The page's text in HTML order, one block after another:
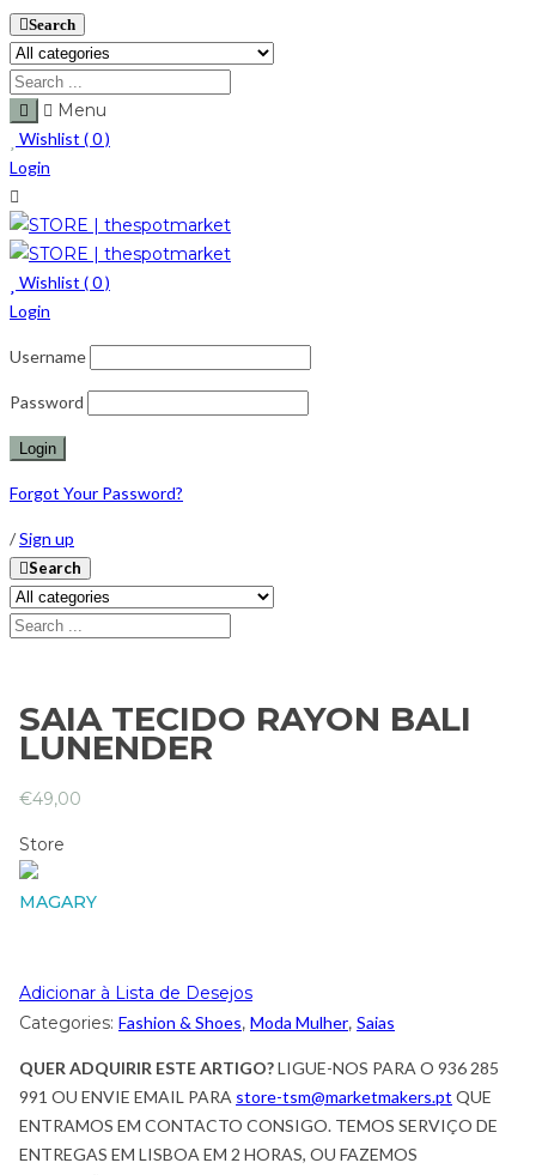
Search
Menu
Wishlist (0)
Login
Wishlist (0)
Login
Username
Password
Forgot Your Password?
/Sign up
Search
SAIA TECIDO RAYON BALI
LUNENDER
€49,00
Store
MAGARY
Adicionar à Lista de Desejos
Categories: Fashion & Shoes, Moda Mulher, Saias
QUER ADQUIRIR ESTE ARTIGO?LIGUE-NOS PARA O 936 285
991 OU ENVIE EMAIL PARA store-tsm@marketmakers.pt QUE
ENTRAMOS EM CONTACTO CONSIGO. TEMOS SERVIÇO DE
ENTREGAS EM LISBOA EM 2 HORAS, OU FAZEMOS